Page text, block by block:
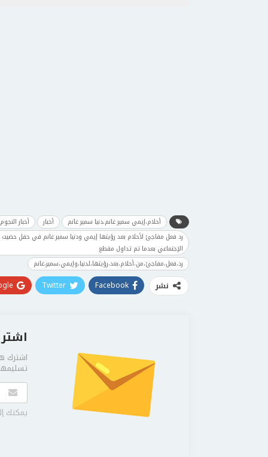
أحلام،إيمي سمير غانم،دنيا سمير غانم أخبار
أخبار
رد فعل مفاجئ لأحلام بعد رؤيتها إيمي ودنيا سمير غانم في حفل حضيت
الإجتماعي بعدما تم تداول مقطع
رد،فعل،مفاجئ،من،أحلام،بعد،رؤيتها،لدنيا،وإيمي،سمير،غانم
نشر Facebook
Twitter
اشترك
يمكنك